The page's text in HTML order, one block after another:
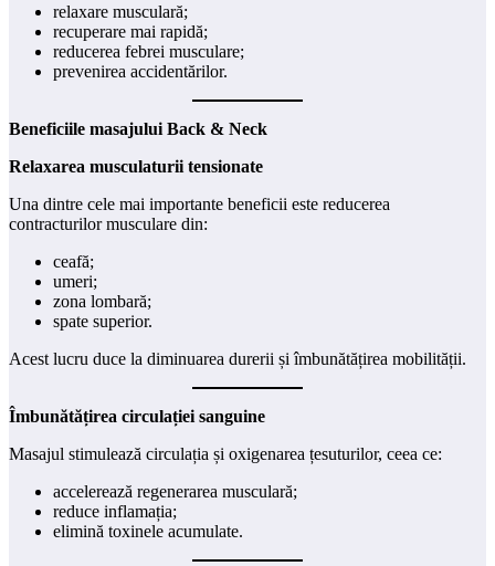
relaxare musculară;
recuperare mai rapidă;
reducerea febrei musculare;
prevenirea accidentărilor.
Beneficiile masajului Back & Neck
Relaxarea musculaturii tensionate
Una dintre cele mai importante beneficii este reducerea
contracturilor musculare din:
ceafă;
umeri;
zona lombară;
spate superior.
Acest lucru duce la diminuarea durerii și îmbunătățirea mobilității.
Îmbunătățirea circulației sanguine
Masajul stimulează circulația și oxigenarea țesuturilor, ceea ce:
accelerează regenerarea musculară;
reduce inflamația;
elimină toxinele acumulate.